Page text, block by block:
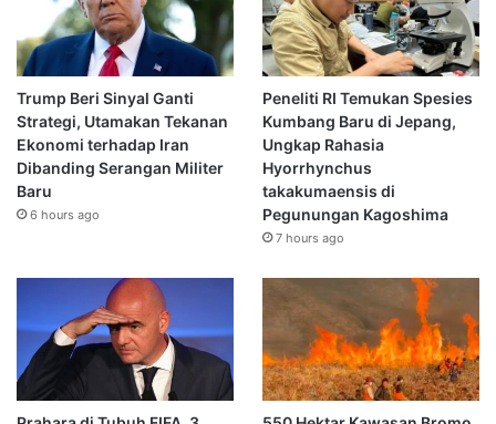
Trump Beri Sinyal Ganti
Strategi, Utamakan Tekanan
Ekonomi terhadap Iran
Dibanding Serangan Militer
Baru
6 hours ago
Peneliti RI Temukan Spesies
Kumbang Baru di Jepang,
Ungkap Rahasia
Hyorrhynchus
takakumaensis di
Pegunungan Kagoshima
7 hours ago